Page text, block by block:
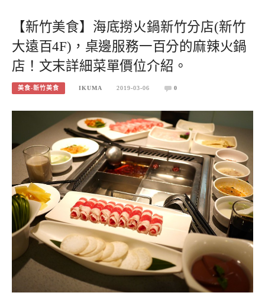
【新竹美食】海底撈火鍋新竹分店(新竹
大遠百4F)，桌邊服務一百分的麻辣火鍋
店！文末詳細菜單價位介紹。
美食-新竹美食 IKUMA 2019-03-06 0